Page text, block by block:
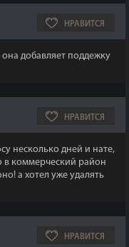
НРАВИТСЯ
добавляет поддежку
НРАВИТСЯ
несколько дней и нате,
в коммерческий район
а хотел уже удалять
НРАВИТСЯ